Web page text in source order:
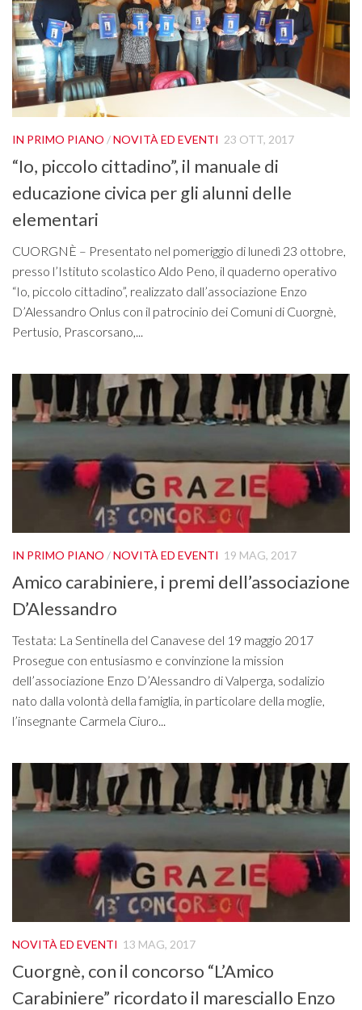
IN PRIMO PIANO /NOVITÀ ED EVENTI 23 OTT, 2017
“Io, piccolo cittadino”, il manuale di
educazione civica per gli alunni delle
elementari
CUORGNÈ – Presentato nel pomeriggio di lunedì 23 ottobre,
presso l’Istituto scolastico Aldo Peno, il quaderno operativo
“Io, piccolo cittadino”, realizzato dall’associazione Enzo
D’Alessandro Onlus con il patrocinio dei Comuni di Cuorgnè,
Pertusio, Prascorsano,...
IN PRIMO PIANO /NOVITÀ ED EVENTI 19 MAG, 2017
Amico carabiniere, i premi dell’associazione
D’Alessandro
Testata: La Sentinella del Canavese del 19 maggio 2017
Prosegue con entusiasmo e convinzione la mission
dell’associazione Enzo D’Alessandro di Valperga, sodalizio
nato dalla volontà della famiglia, in particolare della moglie,
l’insegnante Carmela Ciuro...
NOVITÀ ED EVENTI 13 MAG, 2017
Cuorgnè, con il concorso “L’Amico
Carabiniere” ricordato il maresciallo Enzo